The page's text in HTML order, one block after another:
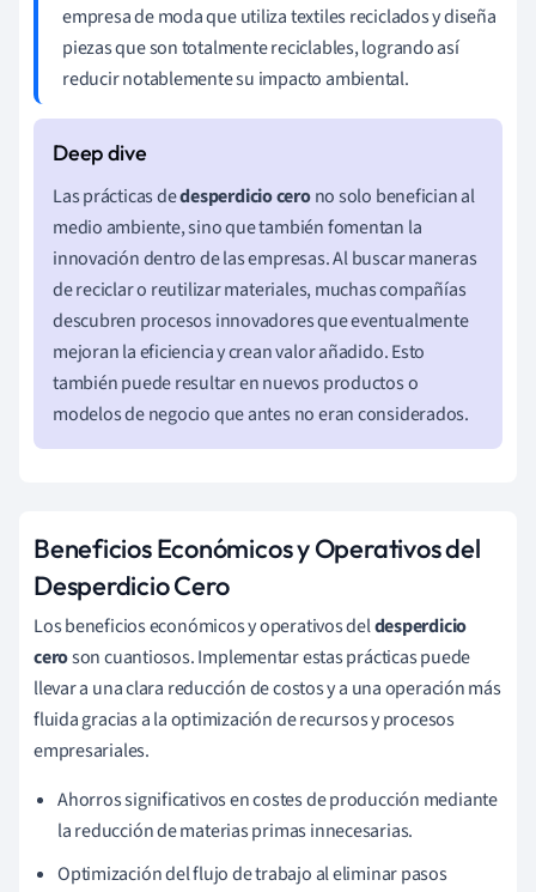
empresa de moda que utiliza textiles reciclados y diseña
piezas que son totalmente reciclables, logrando así
reducir notablemente su impacto ambiental.
Las prácticas dedesperdicio cerono solo benefician al
medio ambiente, sino que también fomentan la
innovación dentro de las empresas. Al buscar maneras
de reciclar o reutilizar materiales, muchas compañías
descubren procesos innovadores que eventualmente
mejoran la eficiencia y crean valor añadido. Esto
también puede resultar en nuevos productos o
modelos de negocio que antes no eran considerados.
Beneficios Económicos y Operativos del
Desperdicio Cero
Los beneficios económicos y operativos deldesperdicio
ceroson cuantiosos. Implementar estas prácticas puede
llevar a una clara reducción de costos y a una operación más
fluida gracias a la optimización de recursos y procesos
empresariales.
Ahorros significativos en costes de producción mediante
la reducción de materias primas innecesarias.
Optimización del flujo de trabajo al eliminar pasos